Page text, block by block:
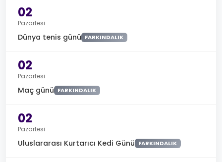
02
Pazartesi
Dünya tenis günü FARKINDALIK
02
Pazartesi
Maç günü FARKINDALIK
02
Pazartesi
Uluslararası Kurtarıcı Kedi Günü FARKINDALIK